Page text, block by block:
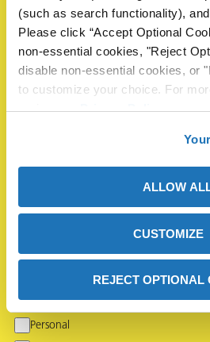
(such as search functionality),
Please click “Accept Optional
non-essential cookies, "Reject
disable non-essential cookies, or
to customize your choice. For
review ourPrivacy Policy.
ALLOW
CUSTOMIZE
REJECT OPTIONAL
Compañía *
Estado *
¿Podría indicarnos si el pedido es
para su empresa? *
Personal